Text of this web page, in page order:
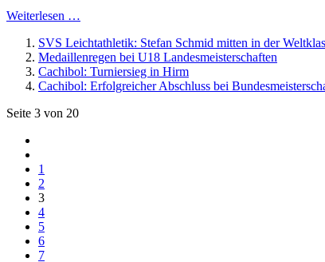
Weiterlesen …
SVS Leichtathletik: Stefan Schmid mitten in der
Medaillenregen bei U18 Landesmeisterschaften
Cachibol: Turniersieg in Hirm
Cachibol: Erfolgreicher Abschluss bei
Seite 3 von 20
1
2
3
4
5
6
7